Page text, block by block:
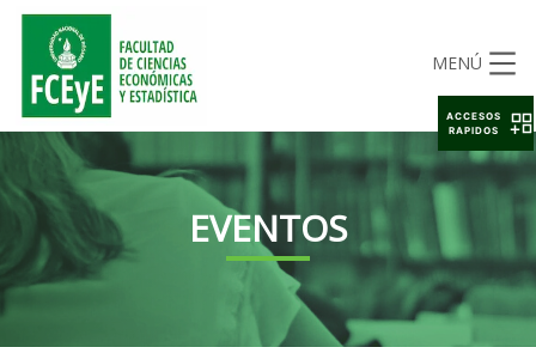
MENÚ
EVENTOS
ACCESOS
RAPIDOS